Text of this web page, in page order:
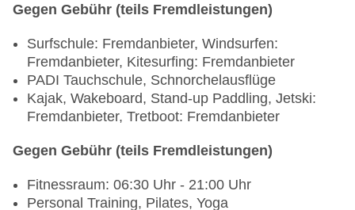
Gegen Gebühr (teils Fremdleistungen)
Surfschule: Fremdanbieter, Windsurfen:
Fremdanbieter, Kitesurfing: Fremdanbieter
PADI Tauchschule, Schnorchelausflüge
Kajak, Wakeboard, Stand-up Paddling, Jetski:
Fremdanbieter, Tretboot: Fremdanbieter
Gegen Gebühr (teils Fremdleistungen)
Fitnessraum: 06:30 Uhr - 21:00 Uhr
Personal Training, Pilates, Yoga